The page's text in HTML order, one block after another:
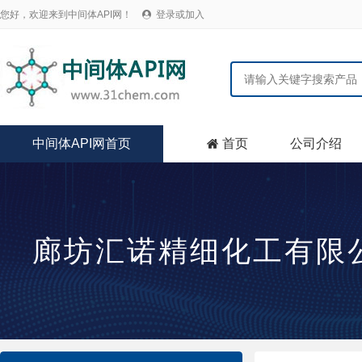
您好，欢迎来到中间体API网！  登录或加入
中间体API网首页  首页 公司介绍
廊坊汇诺精细化工有限